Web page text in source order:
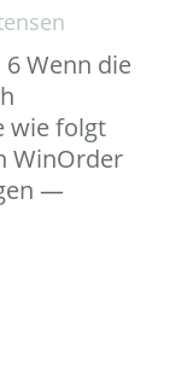
Wenn die
wie folgt
WinOrder
—